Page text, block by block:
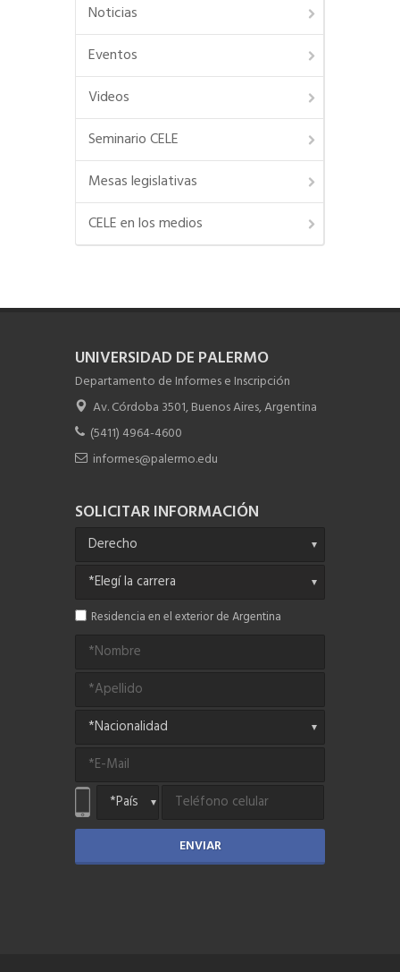
Noticias
Eventos
Videos
Seminario CELE
Mesas legislativas
CELE en los medios
UNIVERSIDAD DE PALERMO
Departamento de Informes e Inscripción
Av. Córdoba 3501, Buenos Aires, Argentina
(5411) 4964-4600
informes@palermo.edu
SOLICITAR INFORMACIÓN
Residencia en el exterior de Argentina
ENVIAR